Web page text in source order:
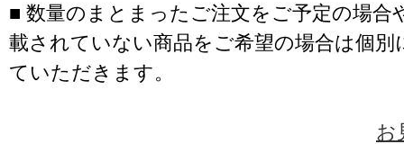
■ 数量のまとまったご注文をご予定の場合
載されていない商品をご希望の場合は個別
ていただきます。
お